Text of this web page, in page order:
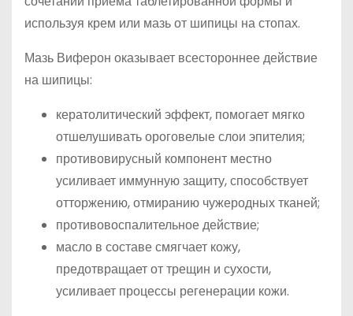
используя крем или мазь от шипицы на стопах.
Мазь Виферон оказывает всестороннее действие
на шипицы:
кератолитический эффект, помогает мягко
отшелушивать ороговелые слои эпителия;
противовирусный компонент местно
усиливает иммунную защиту, способствует
отторжению, отмиранию чужеродных тканей;
противовоспалительное действие;
масло в составе смягчает кожу,
предотвращает от трещин и сухости,
усиливает процессы регенерации кожи.